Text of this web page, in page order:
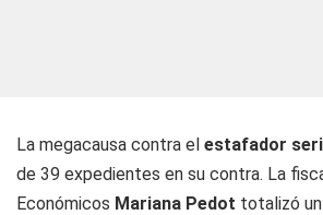
La megacausa contra el estafador
de 39 expedientes en su contra. La
Económicos Mariana Pedot totalizó